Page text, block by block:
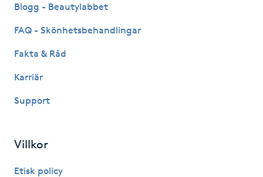
Frisör
Färgning
Föning
Blogg - Beautylabbet
FAQ - Skönhetsbehandlingar
Fakta & Råd
Karriär
Support
Villkor
Etisk policy